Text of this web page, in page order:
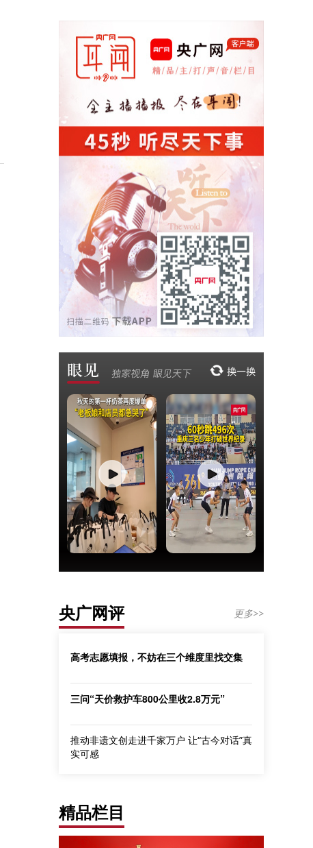
央广网评 更多>>
高考志愿填报，不妨在三个维度里找交集
三问“天价救护车800公里收2.8万元”
推动非遗文创走进千家万户 让“古今对话”真
实可感
精品栏目